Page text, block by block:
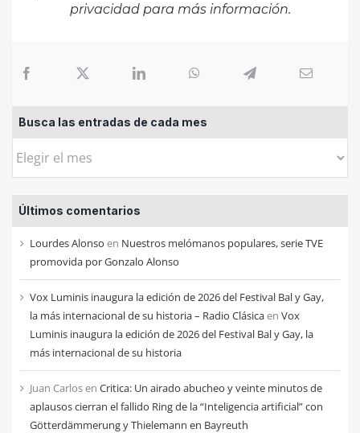
privacidadpara más información.
Busca las entradas de cada mes
Busca
entradas
de
cada
mes
Últimos comentarios
Lourdes Alonso en Nuestros melómanos populares, serie TVE
promovida por Gonzalo Alonso
Vox Luminis inaugura la edición de 2026 del Festival Bal y Gay,
la más internacional de su historia – Radio Clásicaen Vox
Luminis inaugura la edición de 2026 del Festival Bal y Gay, la
más internacional de su historia
Juan Carlosen Critica: Un airado abucheo y veinte minutos de
aplausos cierran el fallido Ring de la “Inteligencia artificial” con
Götterdämmerung y Thielemann en Bayreuth